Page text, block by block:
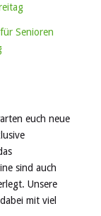
Senioren
euch neue
sind auch
Unsere
mit viel